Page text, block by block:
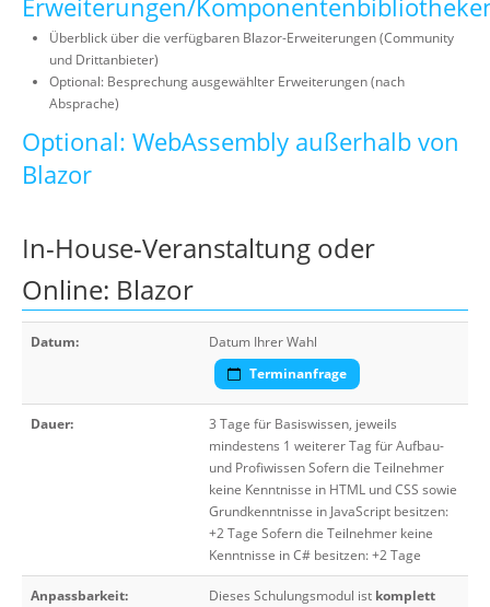
Erweiterungen/
Überblick über die verfügbaren Blazor-Erweiterungen (Community
und Drittanbieter)
Optional: Besprechung ausgewählter Erweiterungen (nach
Absprache)
Optional: WebAssembly außerhalb von
Blazor
In-House-Veranstaltung oder
Online: Blazor
Datum:
Datum Ihrer Wahl
Terminanfrage
Dauer:
3 Tage für Basiswissen, jeweils
mindestens 1 weiterer Tag für Aufbau-
und Profiwissen Sofern die Teilnehmer
keine Kenntnisse in HTML und CSS sowie
Grundkenntnisse in JavaScript besitzen:
+2 Tage Sofern die Teilnehmer keine
Kenntnisse in C# besitzen: +2 Tage
Anpassbarkeit: Dieses Schulungsmodul ist komplett